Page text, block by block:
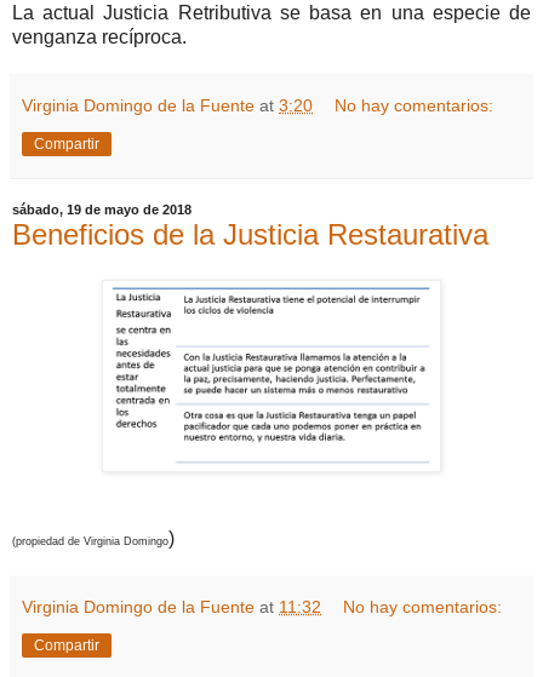
La actual Justicia Retributiva se basa en una especie de
venganza recíproca.
Virginia Domingo de la Fuente at 3:20 No hay comentarios:
Compartir
sábado, 19 de mayo de 2018
Beneficios de la Justicia Restaurativa
(propiedad de Virginia Domingo)
Virginia Domingo de la Fuente at 11:32 No hay comentarios:
Compartir